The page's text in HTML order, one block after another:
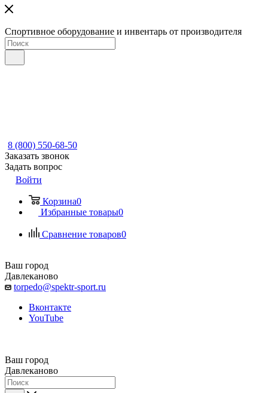
Спортивное оборудование и инвентарь от производителя
8 (800) 550-68-50
Заказать звонок
Задать вопрос
Войти
Корзина0
Избранные товары0
Сравнение товаров0
Ваш город
Давлеканово
torpedo@spektr-sport.ru
Вконтакте
YouTube
Ваш город
Давлеканово